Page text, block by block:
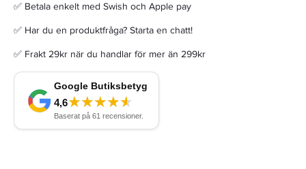
✅ Betala enkelt med Swish och Apple pay
✅ Har du en produktfråga? Starta en chatt!
✅ Frakt 29kr när du handlar för mer än 299kr